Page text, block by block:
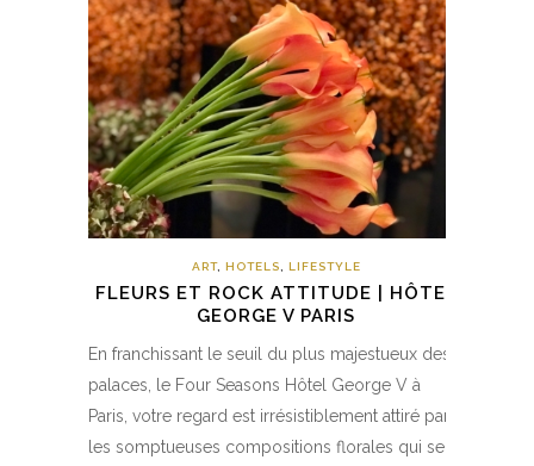
ART, HOTELS LIFESTYLE
FLEURS ET ROCK ATTITUDE | HÔTEL
GEORGE V PARIS
En franchissant le seuil du plus majestueux des
palaces, le Four Seasons Hôtel George V à
Paris, votre regard est irrésistiblement attiré par
les somptueuses compositions florales qui se